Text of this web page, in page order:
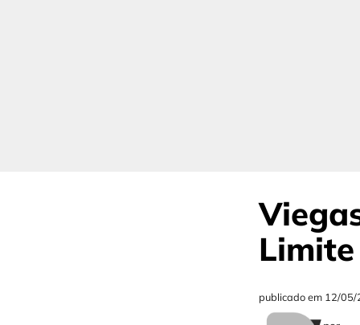
publicado em 12/05/